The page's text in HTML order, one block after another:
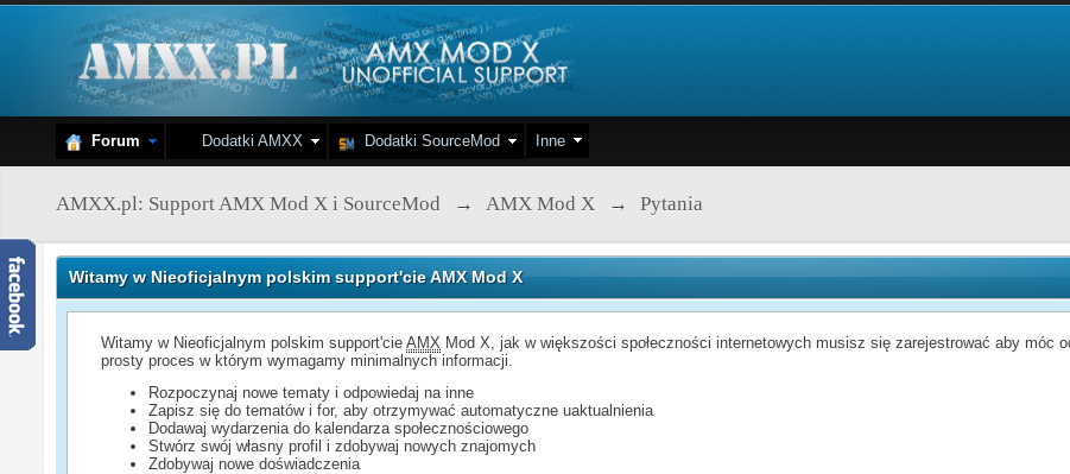
Forum Dodatki AMXX Dodatki SourceMod Inne
AMXX.pl: Support AMX Mod X i SourceMod → AMX Mod X → Pytania
Witamy w Nieoficjalnym polskim support'cie AMX Mod X
Witamy w Nieoficjalnym polskim support'cieAMX Mod X, jak w większości społeczności internetowych musisz się zarejestrować aby móc
prosty proces w którym wymagamy minimalnych informacji.
Rozpoczynaj nowe tematy i odpowiedaj na inne
Zapisz się do tematów i for, aby otrzymywać automatyczne uaktualnienia
Dodawaj wydarzenia do kalendarza społecznościowego
Stwórz swój własny profil i zdobywaj nowych znajomych
Zdobywaj nowe doświadczenia